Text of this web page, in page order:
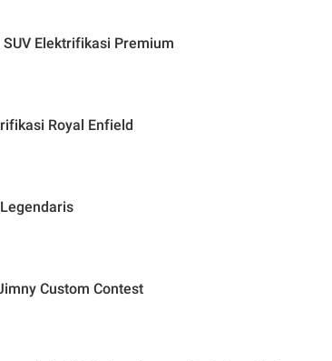
Elektrifikasi Premium
Royal Enfield
Custom Contest